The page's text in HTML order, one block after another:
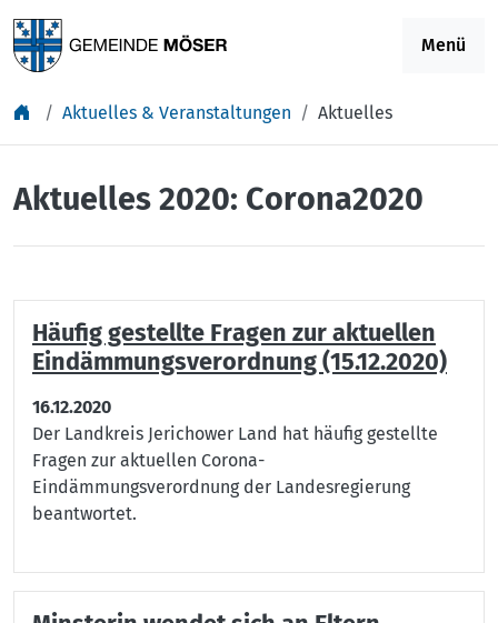
Menü
Aktuelles & Veranstaltungen Aktuelles
Aktuelles 2020: Corona2020
Häufig gestellte Fragen zur aktuellen
Eindämmungsverordnung (15.12.2020)
16.12.2020
Der Landkreis Jerichower Land hat häufig gestellte
Fragen zur aktuellen Corona-
Eindämmungsverordnung der Landesregierung
beantwortet.